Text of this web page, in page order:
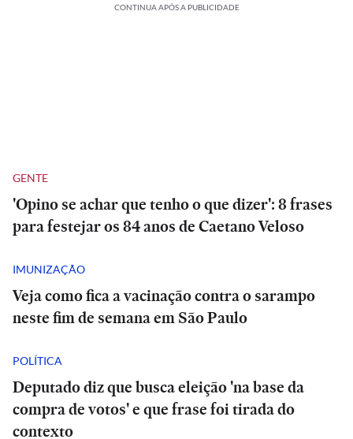
CONTINUA APÓS A PUBLICIDADE
GENTE
'Opino se achar que tenho o que dizer': 8 frases
para festejar os 84 anos de Caetano Veloso
IMUNIZAÇÃO
Veja como fica a vacinação contra o sarampo
neste fim de semana em São Paulo
POLÍTICA
Deputado diz que busca eleição 'na base da
compra de votos' e que frase foi tirada do
contexto